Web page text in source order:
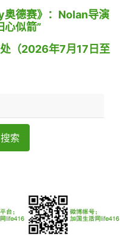
德赛》：Nolan导演
心似箭”
处（2026年7月17日至
搜索